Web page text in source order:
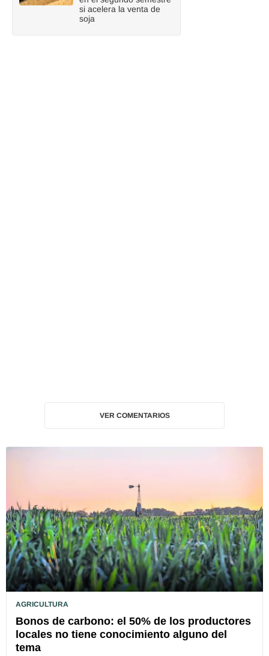
si acelera la venta de
soja
VER COMENTARIOS
AGRICULTURA
Bonos de carbono: el 50% de los productores
locales no tiene conocimiento alguno del
tema